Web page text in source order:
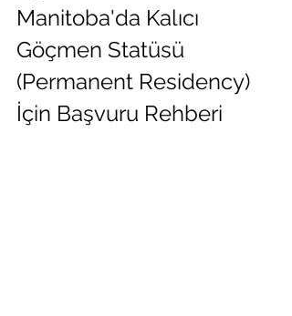
Manitoba'da Kalıcı
Göçmen Statüsü
(Permanent Residency)
İçin Başvuru Rehberi